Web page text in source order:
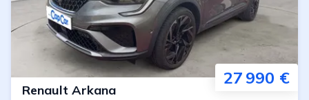
27 990 €
Renault Arkana